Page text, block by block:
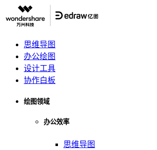
思维导图
办公绘图
设计工具
协作白板
绘图领域
办公效率
思维导图